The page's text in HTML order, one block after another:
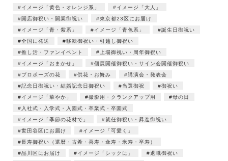
イメージ「黄色・オレンジ系」
イメージ「大人」
開店御祝い・開業御祝い
東京都23区にお届け
イメージ「青・紫系」
イメージ「青色系」
誕生日御祝い
全国に発送
移転御祝い・引越し御祝い
推し活・ファンイベント
上場御祝い・周年御祝い
イメージ「おまかせ」
個展開催御祝い・サイン会開催御祝い
プロポーズの花
供花・お悔み
講演会・発表会
記念日御祝い・結婚記念日御祝い
当選御祝
御祝い
イメージ「華やか」
撮影用・クランクアップ用
母の日
入社式・入学式・入園式・卒業式・卒園式
イメージ「季節の花材で」
就任御祝い・昇進御祝い
世田谷区にお届け
イメージ「可愛く」
長寿御祝い（還暦・古希・喜寿・傘寿・米寿・卒寿）
品川区にお届け
イメージ「シックに」
退職御祝い